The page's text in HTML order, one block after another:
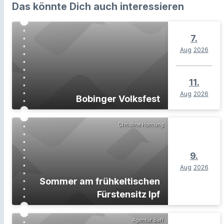
Das könnte Dich auch interessieren
Bobinger Volksfest
7.
Aug 2026
11.
Aug 2026
Christine Hornung
Sommer am frühkeltischen
Fürstensitz Ipf
9.
Aug 2026
Agentur Baff